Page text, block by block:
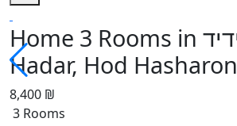
Home 3 Rooms in הידיד, Neve
Hadar, Hod Hasharon
8,400 ₪
3 Rooms